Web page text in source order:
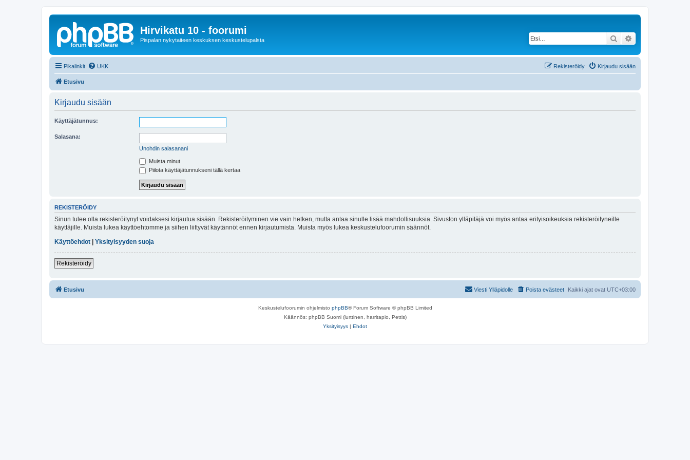
Hirvikatu 10 - foorumi
Pispalan nykytaiteen keskuksen keskustelupalsta Etsi
Pikalinkit UKK Kirjaudu sisään
Rekisteröidy
Etusivu
Kirjaudu sisään
Käyttäjätunnus:
Salasana:
Unohdin salasanani
Muista minut
Piilota käyttäjätunnukseni tällä kertaa
REKISTERÖIDY
Sinun tulee olla rekisteröitynyt voidaksesi kirjautua sisään. Rekisteröityminen vie vain hetken, mutta antaa sinulle lisää mahdollisuuksia. Sivuston ylläpitäjä voi myös antaa erityisoikeuksia rekisteröityneille
käyttäjille. Muista lukea käyttöehtomme ja siihen liittyvät käytännöt ennen kirjautumista. Muista myös lukea keskustelufoorumin säännöt.
Käyttöehdot
Yksityisyyden suoja
Rekisteröidy
Etusivu Kaikki ajat ovat UTC+03:00
Poista evästeet
Viesti Ylläpidolle
Keskustelufoorumin ohjelmisto phpBB® Forum Software © phpBB Limited
Käännös: phpBB Suomi (lurttinen, harritapio, Pettis)
Yksityisyys | Ehdot